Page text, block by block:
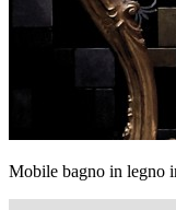
Mobile bagno in legno